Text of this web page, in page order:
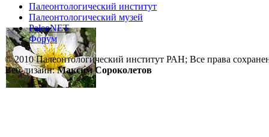
Палеонтологический институт
Палеонтологический музей
PaleoNET
Форум
© 2010 Палеонтологический институт РАН; Все права
Веб-дизайн:Максим Сороколетов